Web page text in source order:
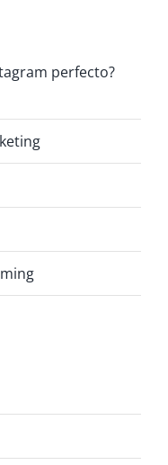
perfecto?